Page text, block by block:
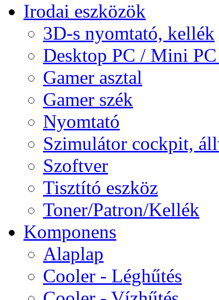
Irodai eszközök
3D-s nyomtató, kellék
Desktop PC / Mini
Gamer asztal
Gamer szék
Nyomtató
Szimulátor cockpit,
Szoftver
Tisztító eszköz
Toner/Patron/Kellék
Komponens
Alaplap
Cooler - Léghűtés